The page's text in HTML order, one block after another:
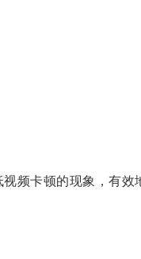
卡顿的现象，有效